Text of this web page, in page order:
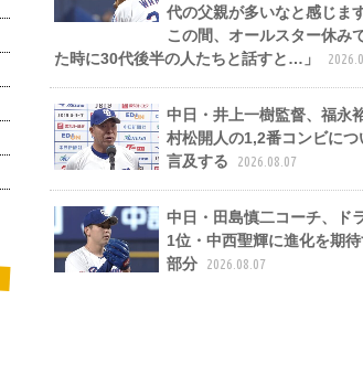
代の父親が多いなと感じます
この間、オールスター休み
た時に30代後半の人たちと話すと…」
中日・井上一樹監督、福永
村松開人の1,2番コンビにつ
言及する
2026.08.07
中日・田島慎二コーチ、ド
1位・中西聖輝に進化を期
部分
2026.08.07